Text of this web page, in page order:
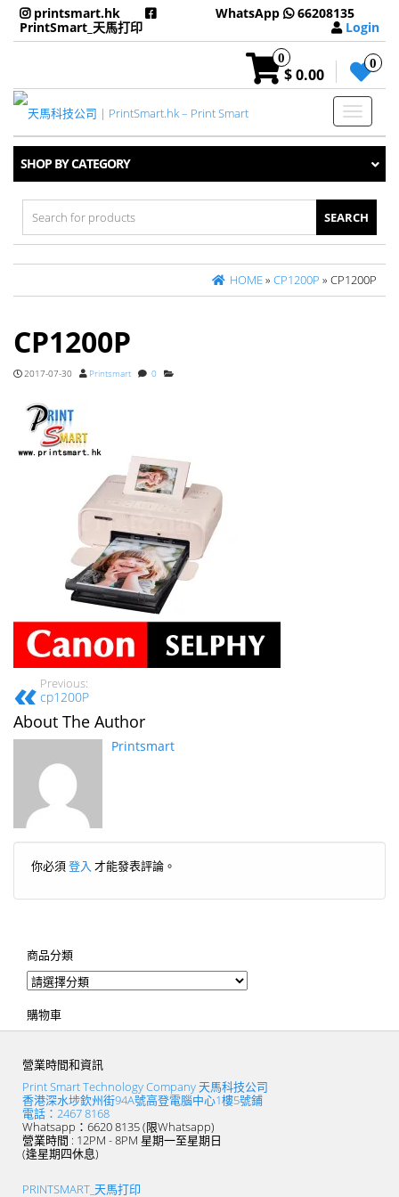
printsmart.hk
PrintSmart_天馬打印
WhatsApp
66208135
Login
0
$ 0.00
0
Toggle
SHOP BY CATEGORY
Search
for:
HOME» CP1200P » CP1200P
CP1200P
2017-07-30 Printsmart 0
Previous:
cp1200P
About The Author
Printsmart
你必須登入 才能發表評論。
商品分類
購物車
營業時間和資訊
Print Smart Technology Company 天馬科技公司
香港深水埗欽州街94A號高登電腦中心1樓5號鋪
電話：2467 8168
Whatsapp：6620 8135 (限Whatsapp)
營業時間 : 12PM - 8PM 星期一至星期日
(逢星期四休息)
PRINTSMART_天馬打印